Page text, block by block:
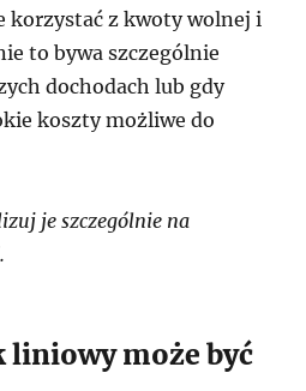
korzystać z kwoty wolnej i
to bywa szczególnie
dochodach lub gdy
koszty możliwe do
je szczególnie na
liniowy może być